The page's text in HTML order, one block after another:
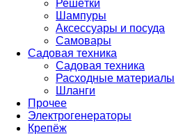
Решётки
Шампуры
Аксессуары и посуда
Самовары
Садовая техника
Садовая техника
Расходные материалы
Шланги
Прочее
Электрогенераторы
Крепёж